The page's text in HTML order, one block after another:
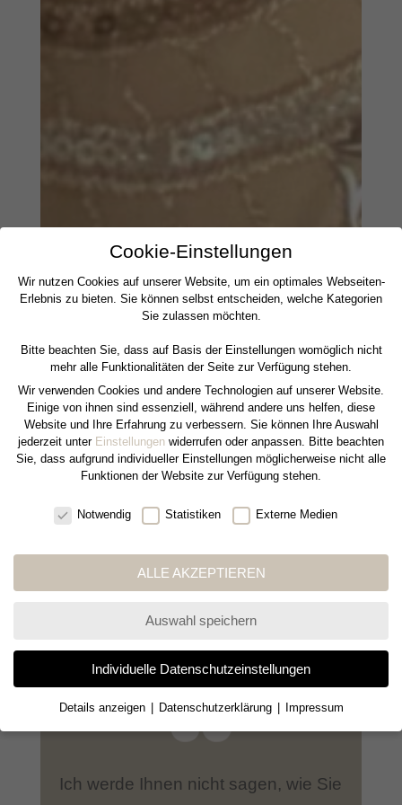
Ich werde Ihnen nicht sagen, wie Sie
Cookie-Einstellungen
Wir nutzen Cookies auf unserer Website, um ein optimales Webseiten-
Erlebnis zu bieten. Sie können selbst entscheiden, welche Kategorien
Sie zulassen möchten.
Bitte beachten Sie, dass auf Basis der Einstellungen womöglich nicht
mehr alle Funktionalitäten der Seite zur Verfügung stehen.
Wir verwenden Cookies und andere Technologien auf unserer Website.
Einige von ihnen sind essenziell, während andere uns helfen, diese
Website und Ihre Erfahrung zu verbessern. Sie können Ihre Auswahl
jederzeit unter Einstellungen widerrufen oder anpassen. Bitte beachten
Sie, dass aufgrund individueller Einstellungen möglicherweise nicht alle
Funktionen der Website zur Verfügung stehen.
Cookie-Einstellungen
Notwendig Statistiken Externe Medien
ALLE AKZEPTIEREN
Auswahl speichern
Individuelle Datenschutzeinstellungen
Details anzeigen Datenschutzerklärung Impressum
Datenschutz-Einstellungen
Einige von ihnen sind essenziell, während andere uns helfen, diese
Website und Ihre Erfahrung zu verbessern. Bitte beachten Sie, dass